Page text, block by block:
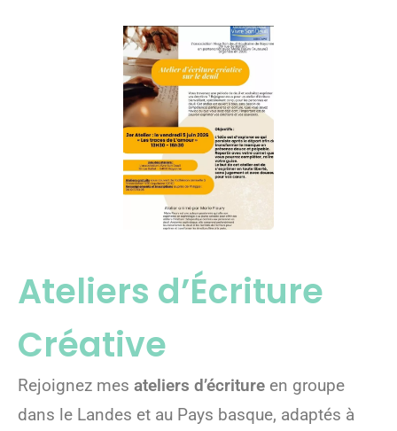
Ateliers d’Écriture
Créative
Rejoignez mes ateliers d’écriture en groupe
dans le Landes et au Pays basque, adaptés à